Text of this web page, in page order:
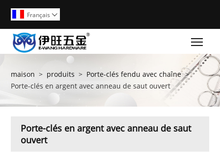
Français 
maison > produits > Porte-clés fendu avec chaîne >
Porte-clés en argent avec anneau de saut ouvert
Porte-clés en argent avec anneau de saut
ouvert